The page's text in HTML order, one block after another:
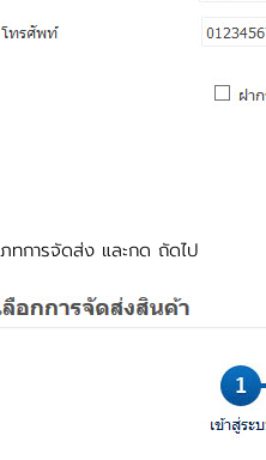
ภทการจัดส่ง และกด ถัดไป